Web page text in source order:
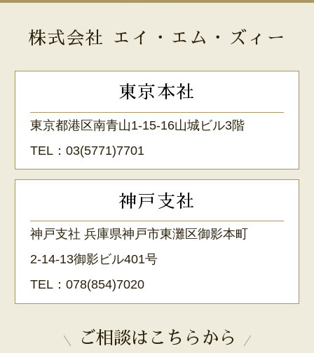
株式会社 エイ・エム・ズィー
東京本社
東京都港区南青山1-15-16山城ビル3階
TEL：03(5771)7701
神戸支社
神戸支社 兵庫県神戸市東灘区御影本町
2-14-13御影ビル401号
TEL：078(854)7020
ご相談はこちらから